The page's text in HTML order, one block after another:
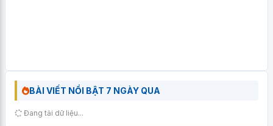
BÀI VIẾT NỔI BẬT 7 NGÀY QUA
Đang tải dữ liệu...